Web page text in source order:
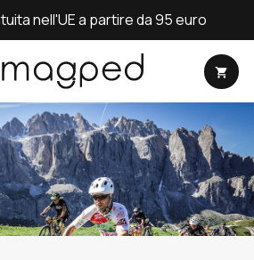
con DHL Express